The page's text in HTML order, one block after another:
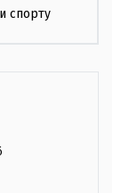
спорту